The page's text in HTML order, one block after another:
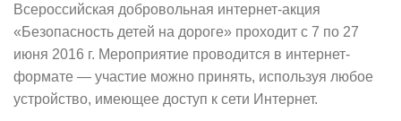
Всероссийская добровольная интернет-акция
«Безопасность детей на дороге» проходит с 7 по 27
июня 2016 г. Мероприятие проводится в интернет-
формате — участие можно принять, используя любое
устройство, имеющее доступ к сети Интернет.